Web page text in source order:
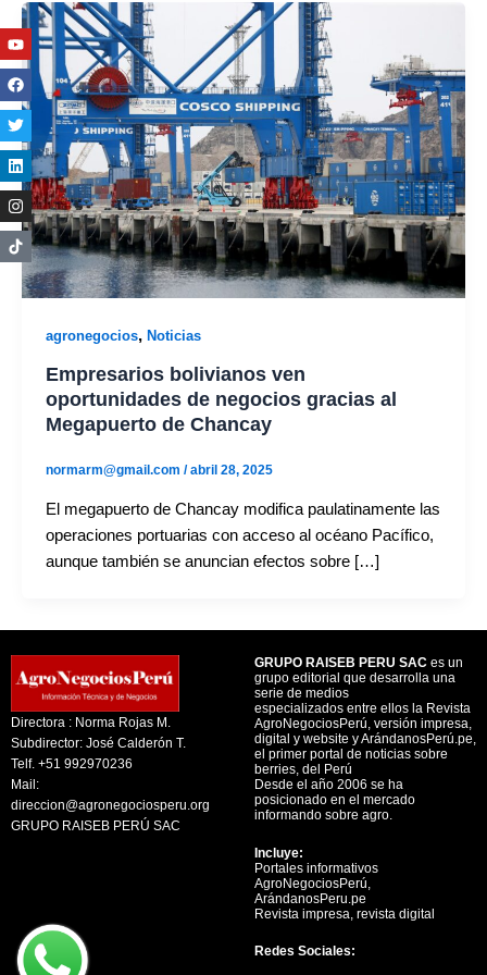
agronegocios, Noticias
Empresarios bolivianos ven
oportunidades de negocios gracias al
Megapuerto de Chancay
normarm@gmail.com /abril 28, 2025
El megapuerto de Chancay modifica paulatinamente las
operaciones portuarias con acceso al océano Pacífico,
aunque también se anuncian efectos sobre […]
Directora : Norma Rojas M.
Subdirector: José Calderón T.
Telf. +51 992970236
Mail:
direccion@agronegociosperu.org
GRUPO RAISEB PERÚ SAC
GRUPO RAISEB PERU SAC es un
grupo editorial que desarrolla una
serie de medios
especializados entre ellos la Revista
AgroNegociosPerú, versión impresa,
digital y website y ArándanosPerú.pe,
el primer portal de noticias sobre
berries, del Perú
Desde el año 2006 se ha
posicionado en el mercado
informando sobre agro.
Incluye:
Portales informativos
AgroNegociosPerú,
ArándanosPeru.pe
Revista impresa, revista digital
Redes Sociales:
Youtube
Facebook
Twitter
Linkedin
Instagram